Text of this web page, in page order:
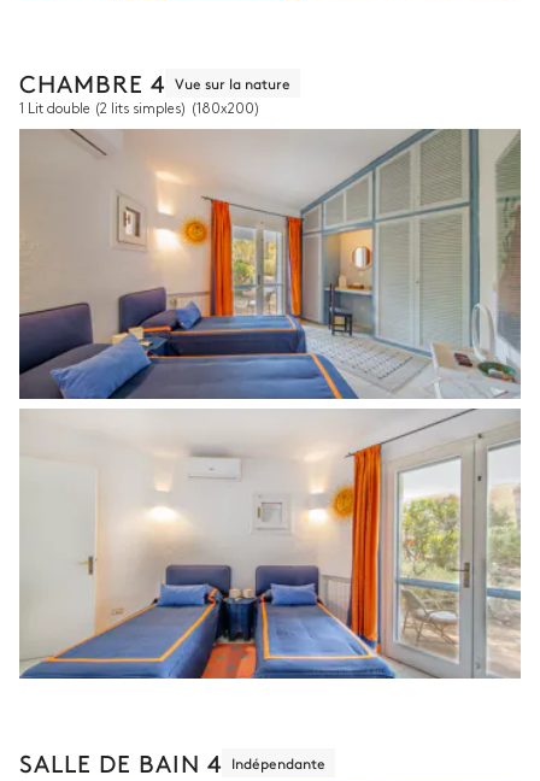
CHAMBRE 4 Vue sur la nature
1 Lit double (2 lits simples) (180x200)
SALLE DE BAIN 4 Indépendante